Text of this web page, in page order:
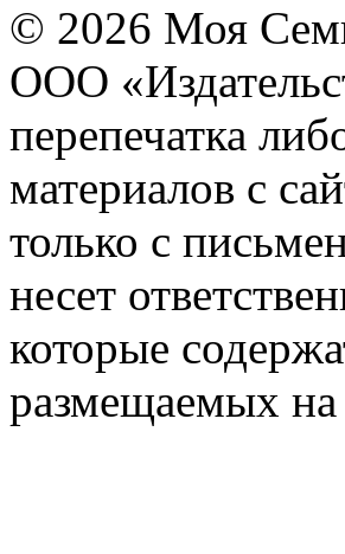
© 2026 Моя
ООО
перепечатка
материалов с
только с
несет
которые
размещаемых на